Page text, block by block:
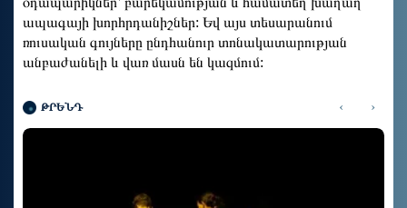
ապագայի խորհրդանիշներ: Եվ այս տեսարանում
ռուսական գույները ընդհանուր տոնակատարության
անբաժանելի և վառ մասն են կազմում:
ԹՐԵՆԴ ‹ ›